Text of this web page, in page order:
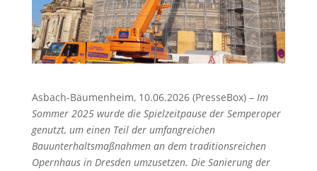
Asbach-Bäumenheim, 10.06.2026 (PresseBox) – Im
Sommer 2025 wurde die Spielzeitpause der Semperoper
genutzt, um einen Teil der umfangreichen
Bauunterhaltsmaßnahmen an dem traditionsreichen
Opernhaus in Dresden umzusetzen. Die Sanierung der